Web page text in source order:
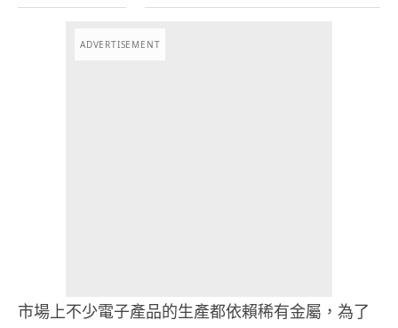
ADVERTISEMENT
市場上不少電子產品的生產都依賴稀有金屬，為了